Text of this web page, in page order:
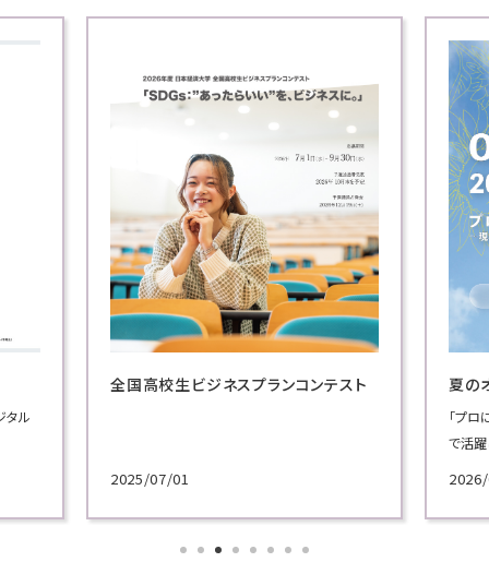
タル
全国高校生ビジネスプランコンテスト
2025/07/01
夏の
「プ
で活
講義を